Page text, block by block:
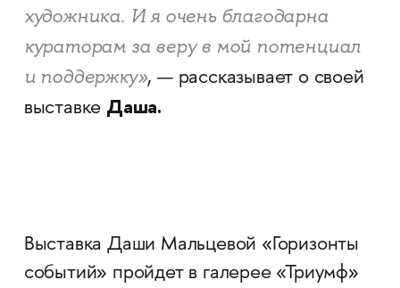
художника. И я очень благодарна
кураторам за веру в мой потенциал
и поддержку», — рассказывает о своей
выставке Даша.
Выставка Даши Мальцевой «Горизонты
событий» пройдет в галерее «Триумф»